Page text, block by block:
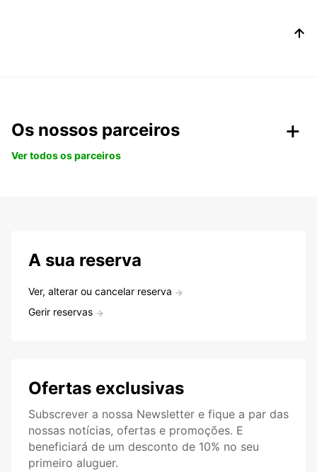
Os nossos parceiros
Ver todos os parceiros
A sua reserva
Ver, alterar ou cancelar reserva
Gerir reservas
Ofertas exclusivas
Subscrever a nossa Newsletter e fique a par das
nossas notícias, ofertas e promoções. E
beneficiará de um desconto de 10% no seu
primeiro aluguer.